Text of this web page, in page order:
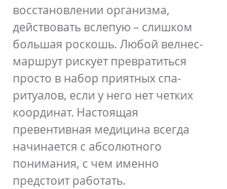
восстановлении организма,
действовать вслепую – слишком
большая роскошь. Любой велнес-
маршрут рискует превратиться
просто в набор приятных спа-
ритуалов, если у него нет четких
координат. Настоящая
превентивная медицина всегда
начинается с абсолютного
понимания, с чем именно
предстоит работать.